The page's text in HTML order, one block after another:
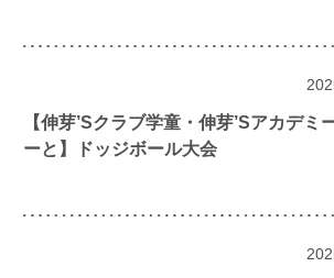
【伸芽’Sクラブ学童・伸芽’Sアカデミ
ーと】ドッジボール大会